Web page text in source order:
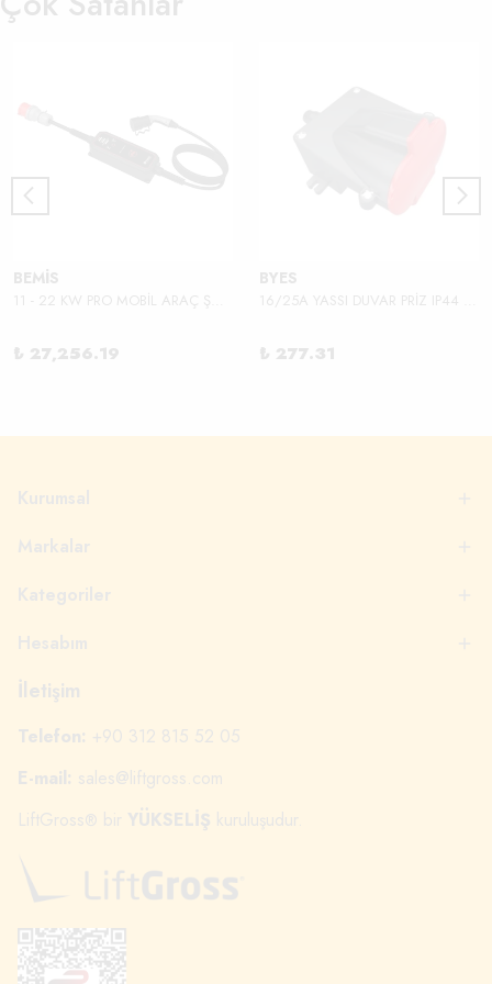
BEMİS
₺ 27,256.19
BYES
₺ 277.31
İletişim
Telefon: +90 312 815 52 05
E-mail: sales@liftgross.com
LiftGross® bir YÜKSELİŞ kuruluşudur.